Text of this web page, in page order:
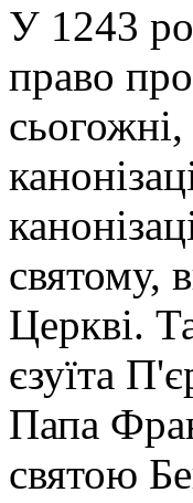
У 1243
право
святому,
Церкві.
єзуїта
Папа
святою